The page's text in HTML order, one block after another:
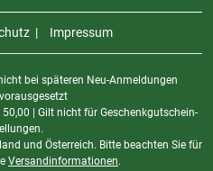
Impressum
bei späteren Neu-Anmeldungen
50,00 | Gilt nicht für Geschenkgutschein-
und Österreich. Bitte beachten Sie für
Versandinformationen.